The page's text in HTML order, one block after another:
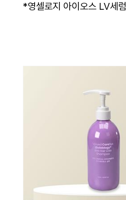
*영셀로지 아이오스 LV세럼